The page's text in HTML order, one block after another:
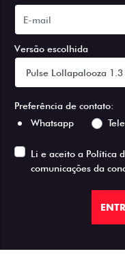
Versão escolhida
Preferência de contato:
Whatsapp
Li e aceito a Política
comunicações da